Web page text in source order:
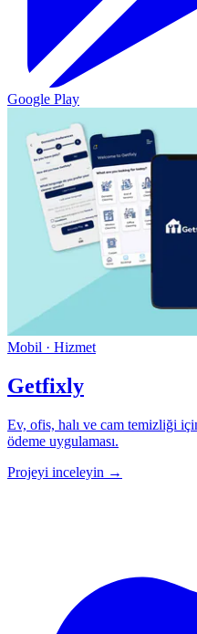
Google Play
Mobil · Hizmet
Getfixly
Ev, ofis, halı ve cam temizliği
ödeme uygulaması.
Projeyi inceleyin →